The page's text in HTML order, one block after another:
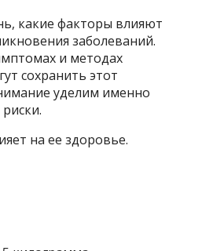
какие факторы влияют
заболеваний.
и методах
сохранить этот
уделим именно
на ее здоровье.